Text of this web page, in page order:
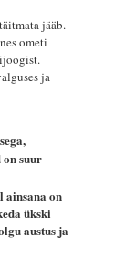
jääb.
ometi
ja
on suur
ainsana on
ükski
austus ja